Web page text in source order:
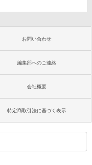
お問い合わせ
編集部へのご連絡
会社概要
特定商取引法に基づく表示